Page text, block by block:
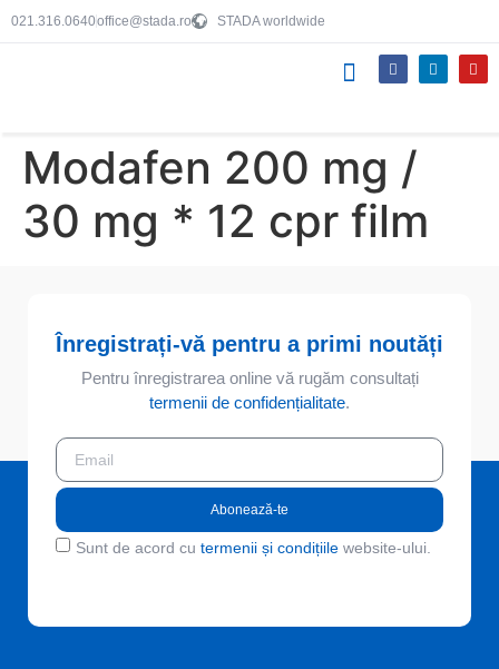
021.316.0640office@stada.ro STADA worldwide
Modafen 200 mg /
30 mg * 12 cpr film
Înregistrați-vă pentru a primi noutăți
Pentru înregistrarea online vă rugăm consultați
termenii de confidențialitate.
Sunt de acord cu termenii și condițiile website-ului.
Abonează-te